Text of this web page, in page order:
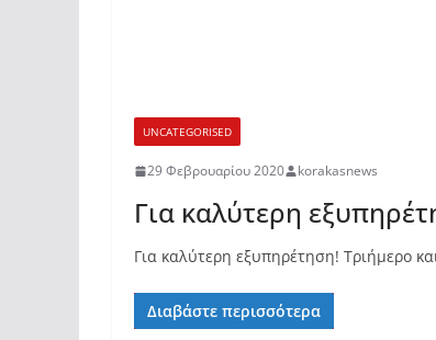
UNCATEGORISED
29 Φεβρουαρίου 2020 korakasnews
Για καλύτερη
Για καλύτερη εξυπηρέτηση! Τριήμερο
Διαβάστε περισσότερα